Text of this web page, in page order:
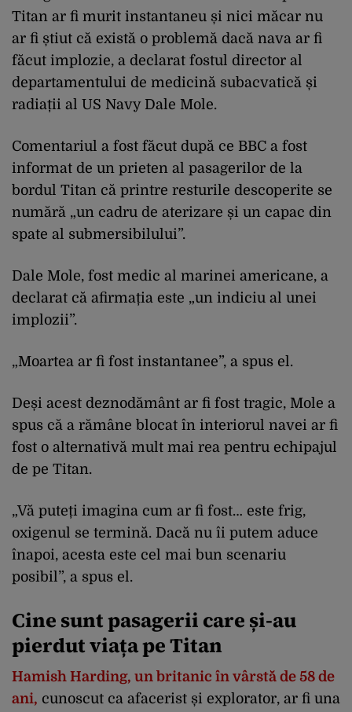
Titan ar fi murit instantaneu și nici măcar nu
ar fi știut că există o problemă dacă nava ar fi
făcut implozie, a declarat fostul director al
departamentului de medicină subacvatică și
radiații al US Navy Dale Mole.
Comentariul a fost făcut după ce BBC a fost
informat de un prieten al pasagerilor de la
bordul Titan că printre resturile descoperite se
numără „un cadru de aterizare și un capac din
spate al submersibilului”.
Dale Mole, fost medic al marinei americane, a
declarat că afirmația este „un indiciu al unei
implozii”.
„Moartea ar fi fost instantanee”, a spus el.
Deși acest deznodământ ar fi fost tragic, Mole a
spus că a rămâne blocat în interiorul navei ar fi
fost o alternativă mult mai rea pentru echipajul
de pe Titan.
„Vă puteți imagina cum ar fi fost… este frig,
oxigenul se termină. Dacă nu îi putem aduce
înapoi, acesta este cel mai bun scenariu
posibil”, a spus el.
Cine sunt pasagerii care și-au
pierdut viața pe Titan
Hamish Harding, un britanic în vârstă de 58 de
ani, cunoscut ca afacerist și explorator, ar fi una